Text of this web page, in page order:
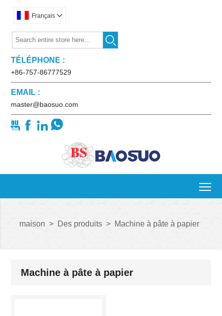
Français 

TÉLÉPHONE :
+86-757-86777529
EMAIL :
master@baosuo.com
   
maison > Des produits > Machine à pâte à papier
Machine à pâte à papier